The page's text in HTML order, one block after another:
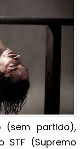
(sem partido),
(Supremo